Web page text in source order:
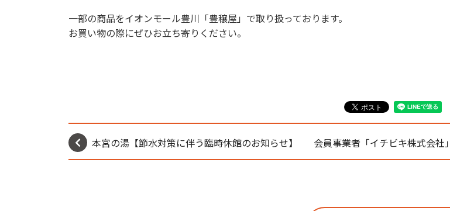
一部の商品をイオンモール豊川「豊穣屋」で取り扱っております。
お買い物の際にぜひお立ち寄りください。
本宮の湯【節水対策に伴う臨時休館のお知らせ】 会員事業者「イチビキ株式会